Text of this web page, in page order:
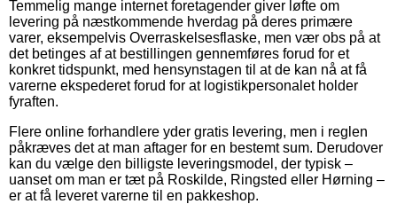
Temmelig mange internet foretagender giver løfte om
levering på næstkommende hverdag på deres primære
varer, eksempelvis Overraskelsesflaske, men vær obs på at
det betinges af at bestillingen gennemføres forud for et
konkret tidspunkt, med hensynstagen til at de kan nå at få
varerne ekspederet forud for at logistikpersonalet holder
fyraften.
Flere online forhandlere yder gratis levering, men i reglen
påkræves det at man aftager for en bestemt sum. Derudover
kan du vælge den billigste leveringsmodel, der typisk –
uanset om man er tæt på Roskilde, Ringsted eller Hørning –
er at få leveret varerne til en pakkeshop.